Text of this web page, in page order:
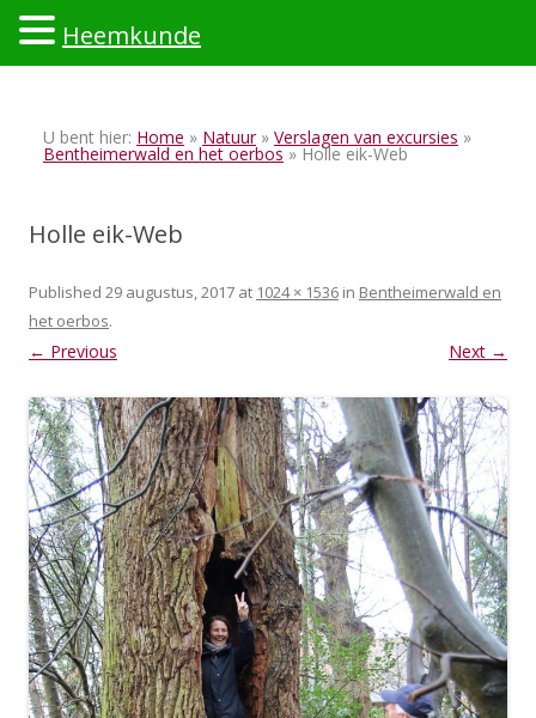
U bent hier: Home » Natuur» Verslagen van excursies »
Bentheimerwald en het oerbos» Holle eik-Web
Holle eik-Web
Published 29 augustus, 2017 at 1024 × 1536 in Bentheimerwald en
het oerbos.
← Previous Next →
Heemkunde